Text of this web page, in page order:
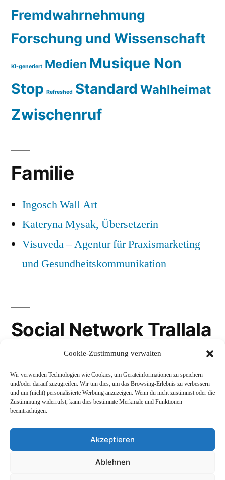
Cookie-Zustimmung verwalten
Wir verwenden Technologien wie Cookies, um Geräteinformationen zu speichern
und/oder darauf zuzugreifen. Wir tun dies, um das Browsing-Erlebnis zu verbessern
und um (nicht) personalisierte Werbung anzuzeigen. Wenn du nicht zustimmst oder die
Zustimmung widerrufst, kann dies bestimmte Merkmale und Funktionen
beeinträchtigen.
Akzeptieren
Ablehnen
Fremdwahrnehmung
Forschung und Wissenschaft
KI-generiert Medien Musique Non
Stop Refreshed Standard Wahlheimat
Zwischenruf
Familie
Ingosch Wall Art
Kateryna Mysak, Übersetzerin
Visuveda – Agentur für Praxismarketing
und Gesundheitskommunikation
Social Network Trallala
LinkedIn
Mastodon
Stolz präsentiert von WordPress.